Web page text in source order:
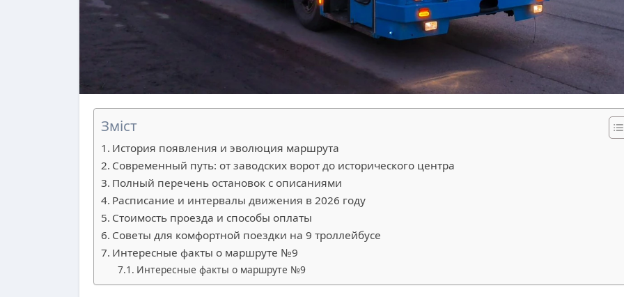
Зміст
История появления и эволюция маршрута
Современный путь: от заводских ворот до исторического центра
Полный перечень остановок с описаниями
Расписание и интервалы движения в 2026 году
Стоимость проезда и способы оплаты
Советы для комфортной поездки на 9 троллейбусе
Интересные факты о маршруте №9
Интересные факты о маршруте №9